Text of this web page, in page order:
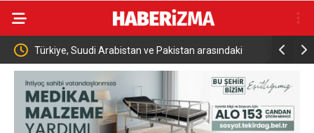
Suudi Arabistan ve Pakistan arasındaki
savunma anlaşması dünya basınında
İki otomobil
kazadan kıl payı